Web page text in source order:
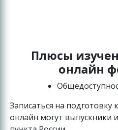
Плюсы
онлайн
Записаться на
онлайн могут выпускники